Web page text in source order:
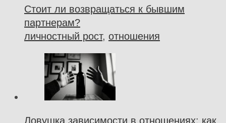
Стоит ли возвращаться к бывшим
партнерам?
личностный рост, отношения
Ловушка зависимости в отношениях: как